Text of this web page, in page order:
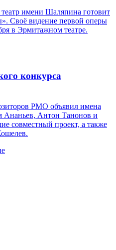
имени Шаляпина готовит
Своё видение первой оперы
в Эрмитажном театре.
конкурса
РМО объявил имена
Ананьев, Антон Танонов и
совместный проект, а также